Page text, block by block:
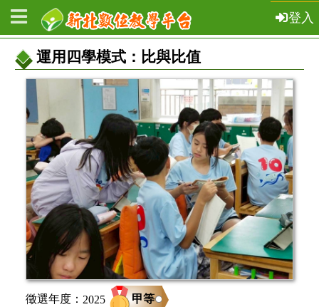
登入
運用四學模式：比與比值
案
基
本
資
訊
徵選年度： 2025 甲等